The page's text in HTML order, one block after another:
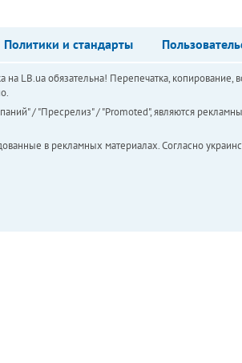
Политики и стандарты
LB.ua обязательна! Перепечатка,
/ "Пресрелиз" / "Promoted", являются
в рекламных материалах. Согласно